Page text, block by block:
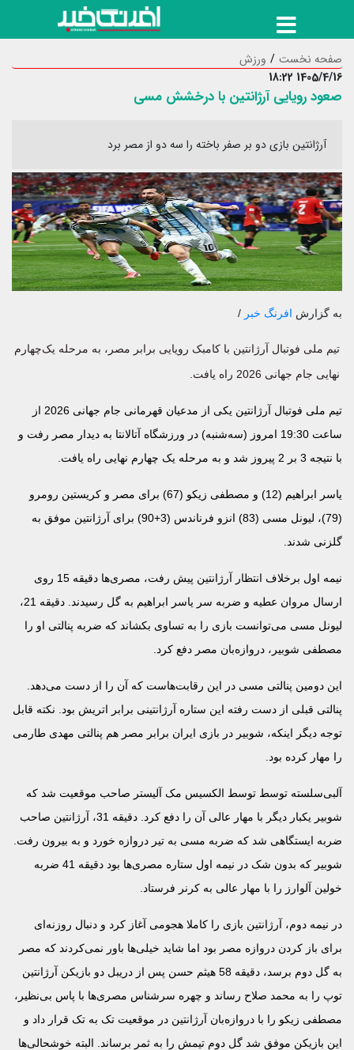
صفحه نخست
ورزش
1405/4/16 18:22
صعود رویایی آرژانتین با درخشش مسی
آرژانتین بازی دو بر صفر باخته را سه دو از مصر برد
به گزارش افرنگ خبر /
تیم ملی فوتبال آرژانتین با کامبک رویایی برابر مصر، به مرحله یک‌چهارم
نهایی جام جهانی 2026 راه یافت.
تیم ملی فوتبال آرژانتین یکی از مدعیان قهرمانی جام جهانی 2026 از
ساعت 19:30 امروز (سه‌شنبه) در ورزشگاه آتالانتا به دیدار مصر رفت و
با نتیجه 3 بر 2 پیروز شد و به مرحله یک چهارم نهایی راه یافت.
یاسر ابراهیم (12) و مصطفی زیکو (67) برای مصر و کریستین رومرو
(79)، لیونل مسی (83) انزو فرناندس (3+90) برای آرژانتین موفق به
گلزنی شدند.
نیمه اول برخلاف انتظار آرژانتین پیش رفت، مصری‌ها دقیقه 15 روی
ارسال مروان عطیه و ضربه سر یاسر ابراهیم به گل رسیدند. دقیقه 21،
لیونل مسی می‌توانست بازی را به تساوی بکشاند که ضربه پنالتی او را
مصطفی شوبیر، دروازه‌بان مصر دفع کرد.
این دومین پنالتی مسی در این رقابت‌هاست که آن را از دست می‌دهد.
پنالتی قبلی از دست رفته این ستاره آرژانتینی برابر اتریش بود. نکته قابل
توجه دیگر اینکه، شوبیر در بازی ایران برابر مصر هم پنالتی مهدی طارمی
را مهار کرده بود.
آلبی‌سلسته توسط توسط الکسیس مک آلیستر صاحب موقعیت شد که
شوبیر یکبار دیگر با مهار عالی آن را دفع کرد. دقیقه 31، آرژانتین صاحب
ضربه ایستگاهی شد که ضربه مسی به تیر دروازه خورد و به بیرون رفت.
شوبیر که بدون شک در نیمه اول ستاره مصری‌ها بود دقیقه 41 ضربه
خولین آلوارز را با مهار عالی به کرنر فرستاد.
در نیمه دوم، آرژانتین بازی را کاملا هجومی آغاز کرد و دنبال روزنه‌ای
برای باز کردن دروازه مصر بود اما شاید خیلی‌ها باور نمی‌کردند که مصر
به گل دوم برسد، دقیقه 58 هیثم حسن پس از دریبل دو بازیکن آرژانتین
توپ را به محمد صلاح رساند و چهره سرشناس مصری‌ها با پاس بی‌نظیر،
مصطفی زیکو را با دروازه‌بان آرژانتین در موقعیت تک به تک قرار داد و
این بازیکن موفق شد گل دوم تیمش را به ثمر برساند. البته خوشحالی‌ها